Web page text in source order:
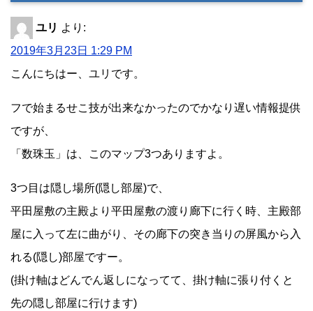
ユリ より:
2019年3月23日 1:29 PM
こんにちはー、ユリです。
フで始まるせこ技が出来なかったのでかなり遅い情報提供
ですが、
「数珠玉」は、このマップ3つありますよ。
3つ目は隠し場所(隠し部屋)で、
平田屋敷の主殿より平田屋敷の渡り廊下に行く時、主殿部
屋に入って左に曲がり、その廊下の突き当りの屏風から入
れる(隠し)部屋ですー。
(掛け軸はどんでん返しになってて、掛け軸に張り付くと
先の隠し部屋に行けます)